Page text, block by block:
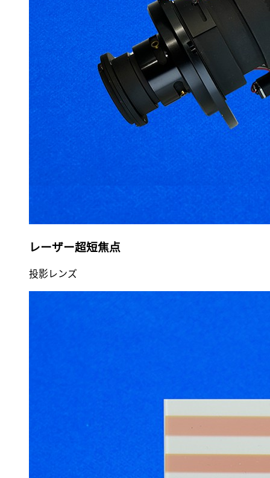
レーザー超短焦点
投影レンズ